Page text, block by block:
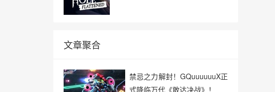
文章聚合
禁忌之力解封！GQuuuuuuX正
式降临万代《敢达决战》！